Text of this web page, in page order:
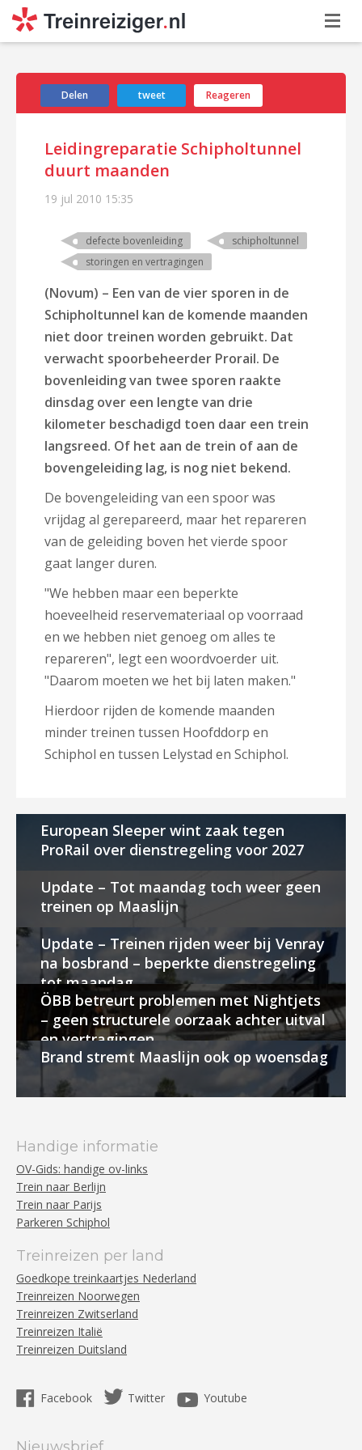
Delen tweet Reageren
Leidingreparatie Schipholtunnel
duurt maanden
19 jul 2010 15:35
defecte bovenleiding
schipholtunnel
storingen en vertragingen
(Novum) – Een van de vier sporen in de
Schipholtunnel kan de komende maanden
niet door treinen worden gebruikt. Dat
verwacht spoorbeheerder Prorail. De
bovenleiding van twee sporen raakte
dinsdag over een lengte van drie
kilometer beschadigd toen daar een trein
langsreed. Of het aan de trein of aan de
bovengeleiding lag, is nog niet bekend.
De bovengeleiding van een spoor was
vrijdag al gerepareerd, maar het repareren
van de geleiding boven het vierde spoor
gaat langer duren.
"We hebben maar een beperkte
hoeveelheid reservemateriaal op voorraad
en we hebben niet genoeg om alles te
repareren", legt een woordvoerder uit.
"Daarom moeten we het bij laten maken."
Hierdoor rijden de komende maanden
minder treinen tussen Hoofddorp en
Schiphol en tussen Lelystad en Schiphol.
European Sleeper wint zaak tegen
ProRail over dienstregeling voor 2027
Update – Tot maandag toch weer geen
treinen op Maaslijn
Update – Treinen rijden weer bij Venray
na bosbrand – beperkte dienstregeling
tot maandag
ÖBB betreurt problemen met Nightjets
– geen structurele oorzaak achter uitval
en vertragingen
Brand stremt Maaslijn ook op woensdag
Handige informatie
OV-Gids: handige ov-links
Trein naar Berlijn
Trein naar Parijs
Parkeren Schiphol
Treinreizen per land
Goedkope treinkaartjes Nederland
Treinreizen Noorwegen
Treinreizen Zwitserland
Treinreizen Italië
Treinreizen Duitsland
Facebook Twitter Youtube